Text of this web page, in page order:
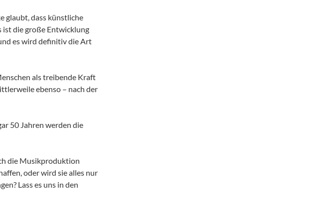
glaubt, dass künstliche
die große Entwicklung
es wird definitiv die Art
als treibende Kraft
ebenso – nach der
50 Jahren werden die
die Musikproduktion
oder wird sie alles nur
Lass es uns in den